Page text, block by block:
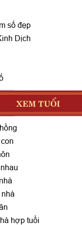
số đẹp
Dịch
XEM TUỔI
hợp tuổi